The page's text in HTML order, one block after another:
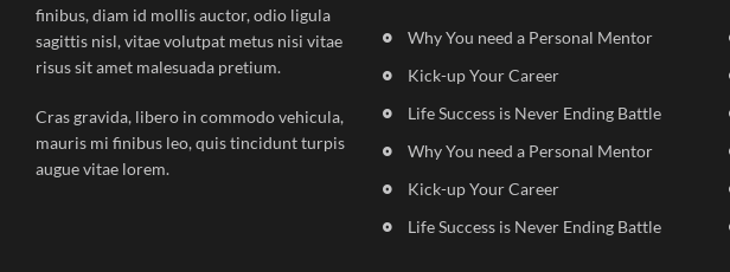
finibus, diam id mollis auctor, odio ligula
sagittis nisl, vitae volutpat metus nisi vitae
risus sit amet malesuada pretium.
Cras gravida, libero in commodo vehicula,
mauris mi finibus leo, quis tincidunt turpis
augue vitae lorem.
Why You need a Personal Mentor
Kick-up Your Career
Life Success is Never Ending Battle
Why You need a Personal Mentor
Kick-up Your Career
Life Success is Never Ending Battle